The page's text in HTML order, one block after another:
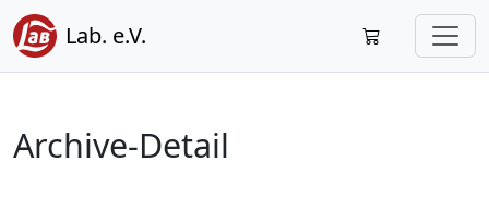
Lab. e.V.
Archive-Detail